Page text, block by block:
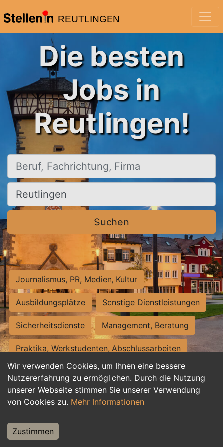
REUTLINGEN
Wir verwenden Cookies, um Ihnen eine bessere
Nutzererfahrung zu ermöglichen. Durch die Nutzung
unserer Webseite stimmen Sie unserer Verwendung
von Cookies zu. Mehr Informationen
Zustimmen
Die besten
Jobs in
Reutlingen!
Beruf, Fachrichtung, Firma
Ort, Stadt
Suchen
Journalismus, PR, Medien, Kultur
Ausbildungsplätze Sonstige Dienstleistungen
Sicherheitsdienste Management, Beratung
Praktika, Werkstudenten, Abschlussarbeiten
Personalwesen Assistenz, Sekretariat
Hilfskräfte, Aushilfs- und Nebenjobs
Weiterbildung, Studium, duale Ausbildung